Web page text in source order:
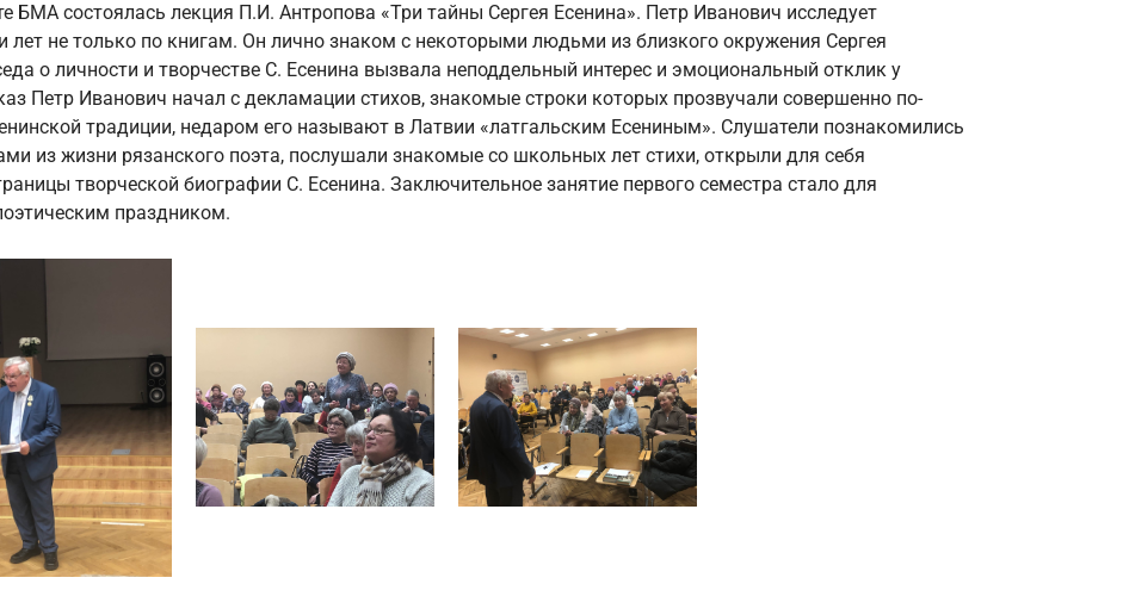
БМА состоялась лекция П.И. Антропова «Три тайны Сергея Есенина». Петр Иванович исследует
лет не только по книгам. Он лично знаком с некоторыми людьми из близкого окружения Сергея
о личности и творчестве С. Есенина вызвала неподдельный интерес и эмоциональный отклик у
Петр Иванович начал с декламации стихов, знакомые строки которых прозвучали совершенно по-
традиции, недаром его называют в Латвии «латгальским Есениным». Слушатели познакомились
из жизни рязанского поэта, послушали знакомые со школьных лет стихи, открыли для себя
творческой биографии С. Есенина. Заключительное занятие первого семестра стало для
праздником.